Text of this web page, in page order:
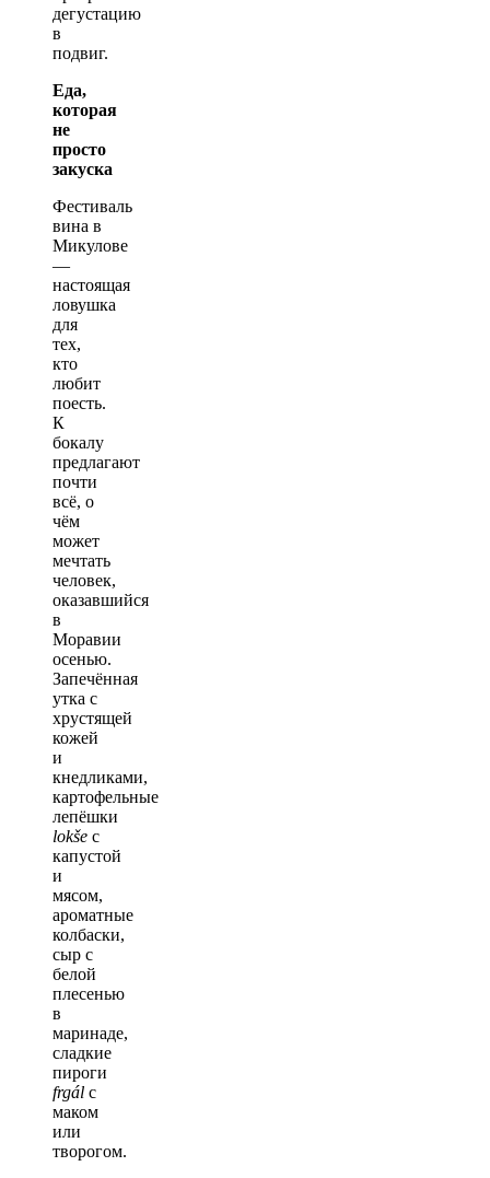
дегустацию
в
подвиг.
Еда,
которая
не
просто
закуска
Фестиваль
вина в
Микулове
—
настоящая
ловушка
для
тех,
кто
любит
поесть.
К
бокалу
предлагают
почти
всё, о
чём
может
мечтать
человек,
оказавшийся
в
Моравии
осенью.
Запечённая
утка с
хрустящей
кожей
и
кнедликами,
картофельные
лепёшки
lokše с
капустой
и
мясом,
ароматные
колбаски,
сыр с
белой
плесенью
в
маринаде,
сладкие
пироги
frgál с
маком
или
творогом.